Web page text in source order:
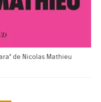
de Nicolas Mathieu